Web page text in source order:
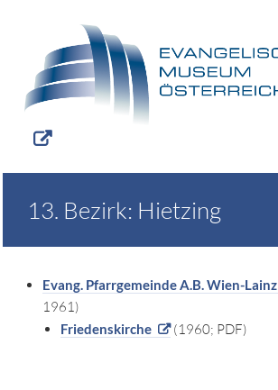
13. Bezirk: Hietzing
Evang. Pfarrgemeinde A.B. Wien-Lainz
1961)
Friedenskirche (1960; PDF)